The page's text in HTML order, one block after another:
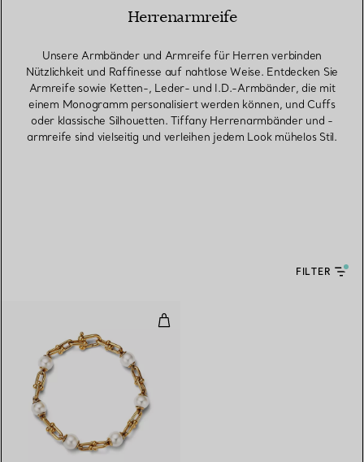
Herrenarmreife
Unsere Armbänder und Armreife für Herren verbinden
Nützlichkeit und Raffinesse auf nahtlose Weise. Entdecken Sie
Armreife sowie Ketten-, Leder- und I.D.-Armbänder, die mit
einem Monogramm personalisiert werden können, und Cuffs
oder klassische Silhouetten. Tiffany Herrenarmbänder und -
armreife sind vielseitig und verleihen jedem Look mühelos Stil.
FILTER
Gliederarmband in Gelbgold mit